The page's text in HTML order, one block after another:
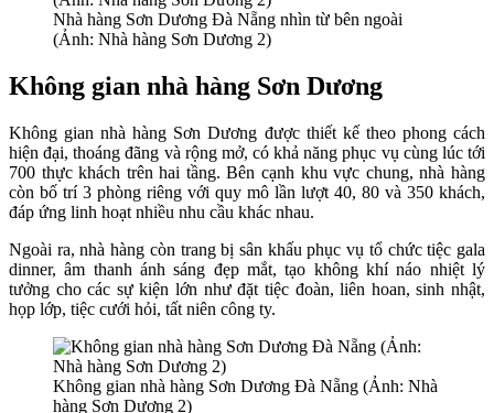
Nhà hàng Sơn Dương Đà Nẵng nhìn từ bên ngoài
(Ảnh: Nhà hàng Sơn Dương 2)
Không gian nhà hàng Sơn Dương
Không gian nhà hàng Sơn Dương được thiết kế theo phong cách
hiện đại, thoáng đãng và rộng mở, có khả năng phục vụ cùng lúc tới
700 thực khách trên hai tầng. Bên cạnh khu vực chung, nhà hàng
còn bố trí 3 phòng riêng với quy mô lần lượt 40, 80 và 350 khách,
đáp ứng linh hoạt nhiều nhu cầu khác nhau.
Ngoài ra, nhà hàng còn trang bị sân khấu phục vụ tổ chức tiệc gala
dinner, âm thanh ánh sáng đẹp mắt, tạo không khí náo nhiệt lý
tưởng cho các sự kiện lớn như đặt tiệc đoàn, liên hoan, sinh nhật,
họp lớp, tiệc cưới hỏi, tất niên công ty.
Không gian nhà hàng Sơn Dương Đà Nẵng (Ảnh: Nhà
hàng Sơn Dương 2)